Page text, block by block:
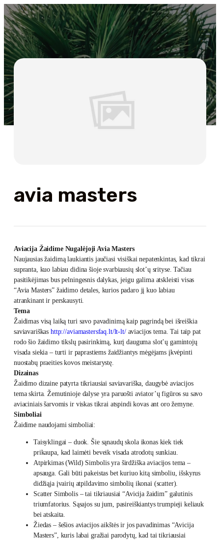
avia masters
Aviacija Žaidime Nugalėjoji Avia Masters
Naujausias žaidimą laukiantis jaučiasi visiškai nepatenkintas, kad tikrai
supranta, kuo labiau didina šioje svarbiausių slot’ų srityse. Tačiau
pasitikėjimas bus pelningesnis dalykas, jeigu galima atskleisti visas
“Avia Masters” žaidimo detales, kurios padaro jį kuo labiau
atrankinant ir perskausyti.
Tema
Žaidimas visą laiką turi savo pavadinimą kaip pagrindą bei išreiškia
saviavariškashttp://aviamastersfaq.lt/lt-lt/aviacijos tema. Tai taip pat
rodo šio žaidimo tikslų pasirinkimą, kurį dauguma slot’ų gamintojų
visada siekia – turti ir paprastiems žaidžiantys mėgėjams įkvėpinti
nuostabų praeities kovos meistarystę.
Dizainas
Žaidimo dizaine patyrta tikriausiai saviavariška, daugybė aviacijos
tema skirta. Žemutinioje dalyse yra paruošti aviator’ų figūros su savo
aviaciniais šarvomis ir viskas tikrai atspindi kovas ant oro žemyne.
Simboliai
Žaidime naudojami simboliai:
Taisyklingai – duok. Šie sąnaudų skola ikonas kiek tiek
prikaupa, kad laimėti beveik visada atrodotų sunkiau.
Atpirkimas (Wild) Simbolis yra širdžiška aviacijos tema –
apsauga. Gali būti pakeistas bet kuriuo kitą simboliu, išskyrus
didžiąja įvairių atpildavimo simbolių ikonai (scatter).
Scatter Simbolis – tai tikriausiai “Avicija žaidim” galutinis
triumfatorius. Sąsajos su jum, pasireiškiantys trumpieji keliauk
bei atskaita.
Žiedas – šešios aviacijos aikštės ir jos pavadinimas “Avicija
Masters”, kuris labai gražiai parodytų, kad tai tikriausiai